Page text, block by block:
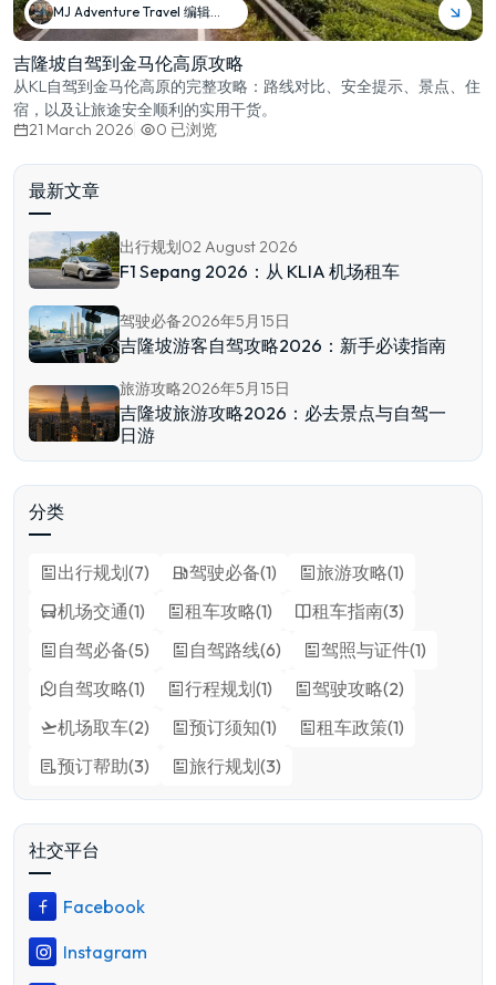
最新文章
出行规划02 August 2026
F1 Sepang 2026：从 KLIA 机场租车
驾驶必备2026年5月15日
吉隆坡游客自驾攻略2026：新手必读指南
旅游攻略2026年5月15日
吉隆坡旅游攻略2026：必去景点与自驾一
日游
分类
出行规划(7) 驾驶必备(1) 旅游攻略(1)
机场交通(1) 租车攻略(1) 租车指南(3)
自驾必备(5) 自驾路线(6) 驾照与证件(1)
自驾攻略(1) 行程规划(1) 驾驶攻略(2)
机场取车(2) 预订须知(1) 租车政策(1)
预订帮助(3) 旅行规划(3)
社交平台
Facebook
Instagram
MJ Adventure Travel 编辑团队
吉隆坡自驾到金马伦高原攻略
从KL自驾到金马伦高原的完整攻略：路线对比、安全提示、景点、住
宿，以及让旅途安全顺利的实用干货。
21 March 2026
0 已浏览